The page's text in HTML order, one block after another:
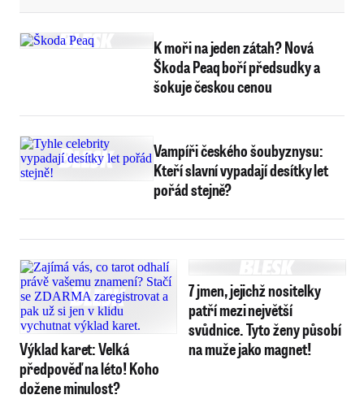
K moři na jeden zátah? Nová
Škoda Peaq boří předsudky a
šokuje českou cenou
Vampíři českého šoubyznysu:
Kteří slavní vypadají desítky let
pořád stejně?
Výklad karet: Velká
předpověď na léto! Koho
dožene minulost?
7 jmen, jejichž nositelky
patří mezi největší
svůdnice. Tyto ženy působí
na muže jako magnet!